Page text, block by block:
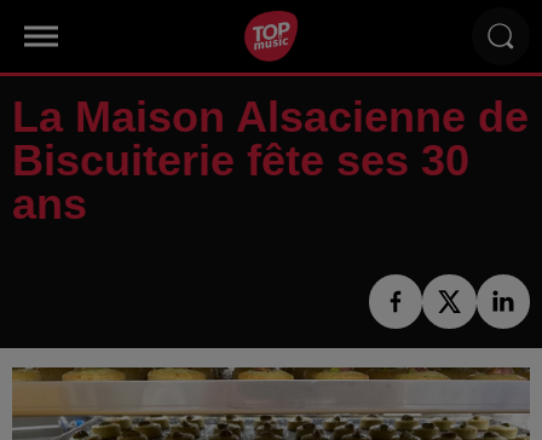
La Maison Alsacienne de
Biscuiterie fête ses 30
ans